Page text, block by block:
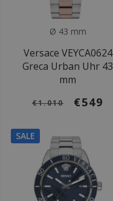
Ø 43 mm
Versace VEYCA0624
Greca Urban Uhr 43
mm
€1.010 €549
SALE